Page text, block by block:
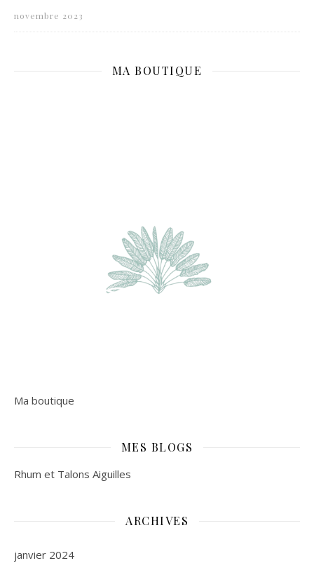
novembre 2023
MA BOUTIQUE
Ma boutique
MES BLOGS
Rhum et Talons Aiguilles
ARCHIVES
janvier 2024